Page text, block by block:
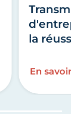
la
En